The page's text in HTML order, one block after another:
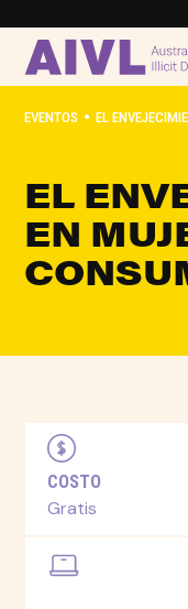
EVENTOS • EL
EL
EN
COSTO
Gratis